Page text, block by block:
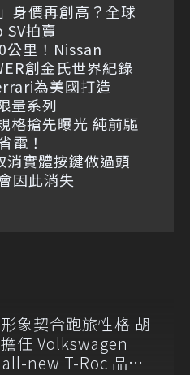
身價再創高？全球
拍賣
公里！Nissan
創金氏世界紀錄
為美國打造
量系列
格搶先曝光 純前驅
電！
消實體按鍵做過頭
因此消失
象契合跑旅性格 胡
任 Volkswagen
new T-Roc 品牌